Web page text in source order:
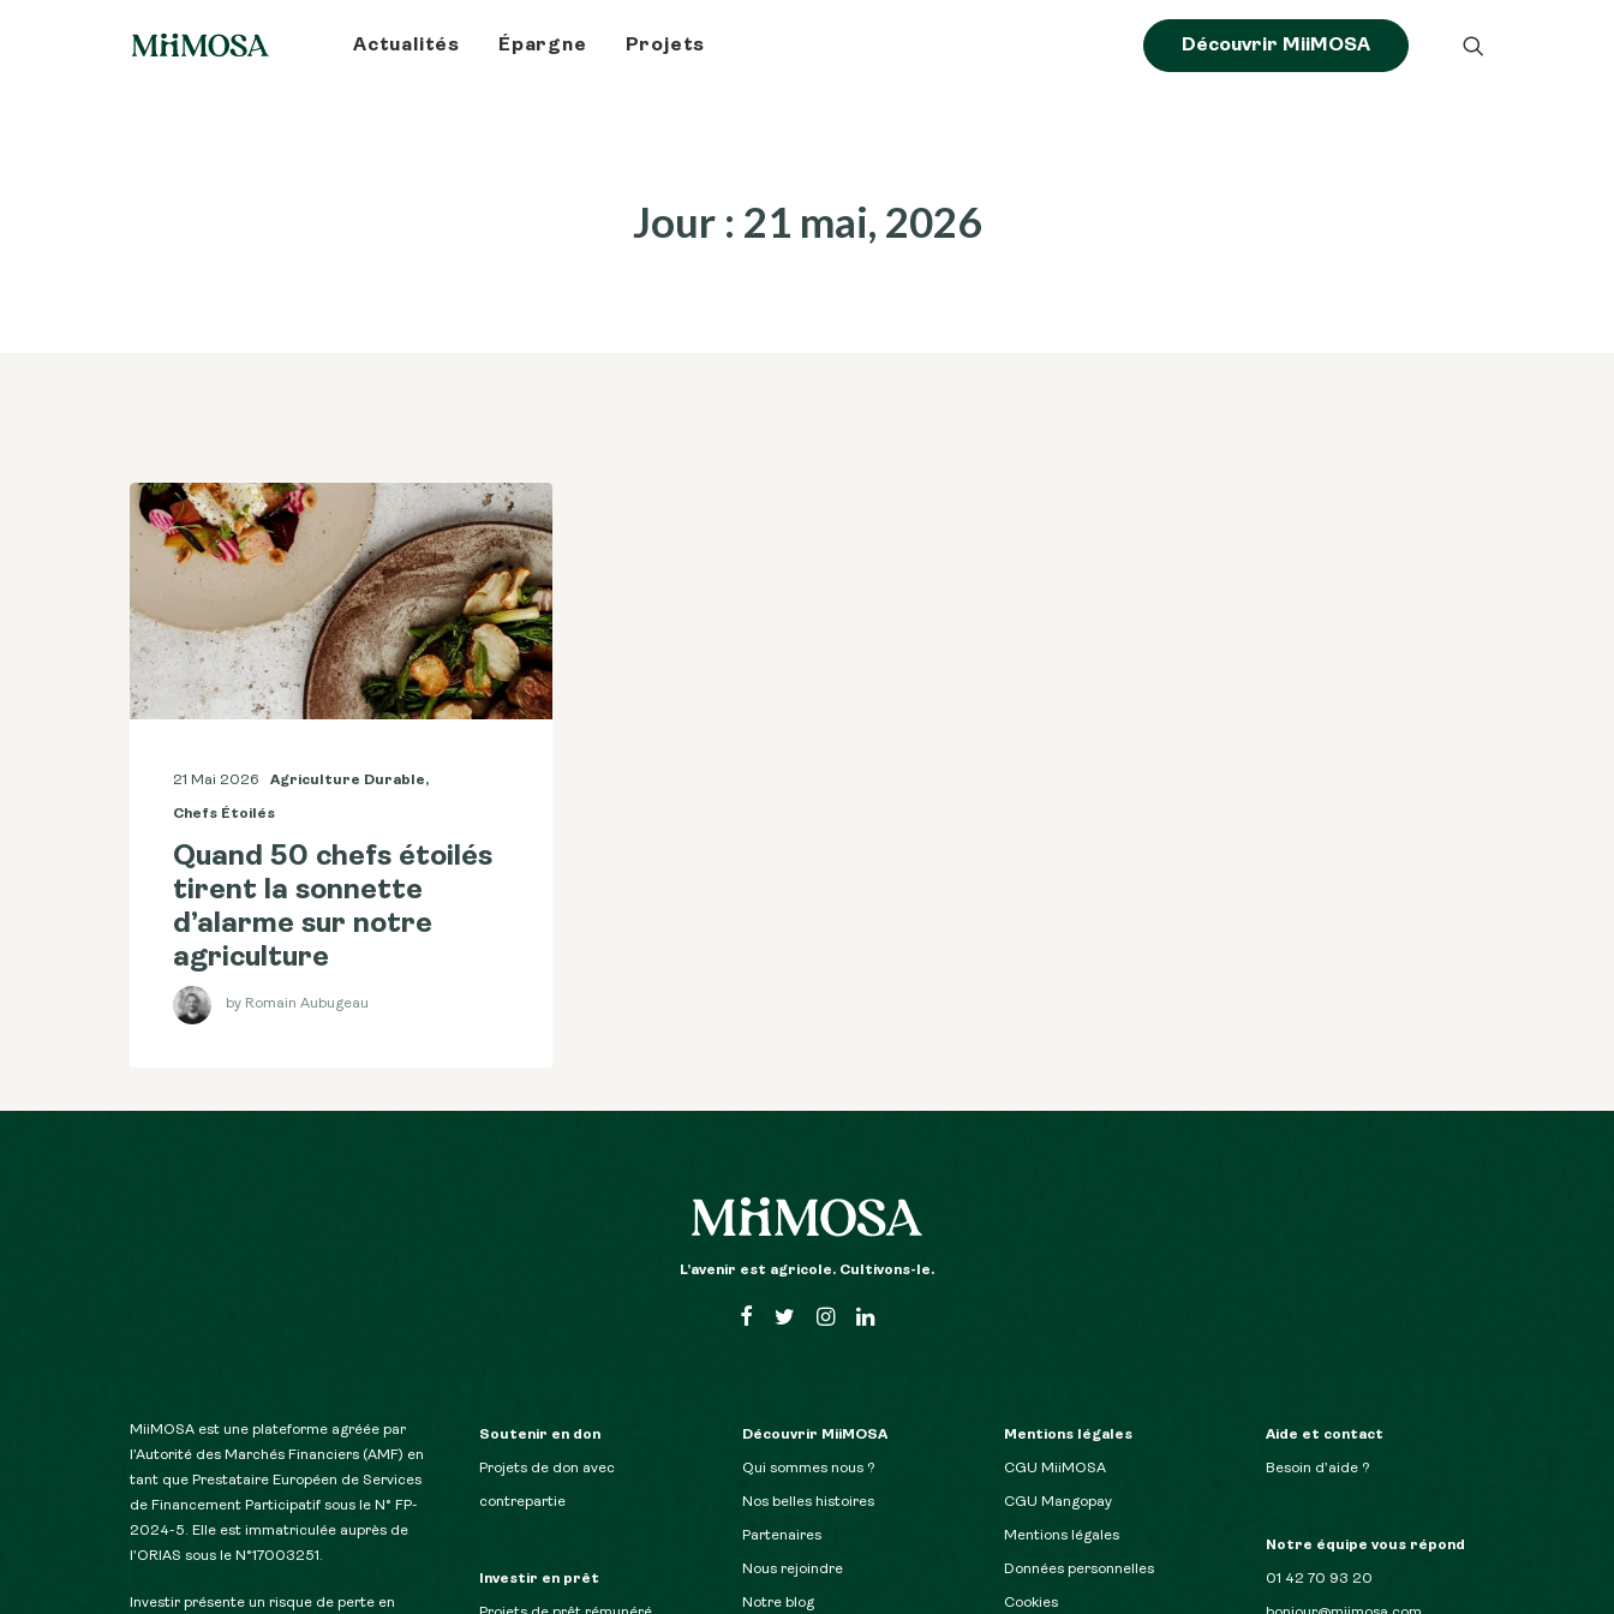
Actualités Épargne Projets Découvrir MiiMOSA
Jour : 21 mai, 2026
21 Mai 2026 Agriculture Durable,
Chefs Étoilés
Quand 50 chefs étoilés
tirent la sonnette
d’alarme sur notre
agriculture
by Romain Aubugeau
L’avenir est agricole. Cultivons-le.
MiiMOSA est une plateforme agréée par
l’Autorité des Marchés Financiers (AMF) en
tant que Prestataire Européen de Services
de Financement Participatif sous le N° FP-
2024-5. Elle est immatriculée auprès de
l’ORIAS sous le N°17003251.
Investir présente un risque de perte en
Soutenir en don
Projets de don avec
contrepartie
Investir en prêt
Découvrir MiiMOSA
Qui sommes nous ?
Nos belles histoires
Partenaires
Nous rejoindre
Notre blog
Mentions légales
CGU MiiMOSA
CGU Mangopay
Mentions légales
Données personnelles
Cookies
Aide et contact
Besoin d’aide ?
Notre équipe vous répond
01 42 70 93 20